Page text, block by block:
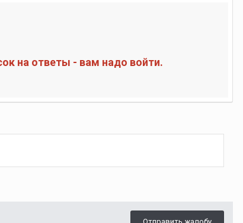
на ответы - вам надо войти.